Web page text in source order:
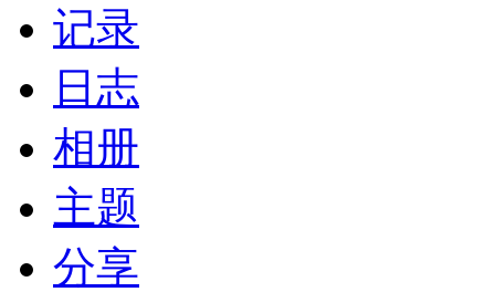
记录
日志
相册
主题
分享